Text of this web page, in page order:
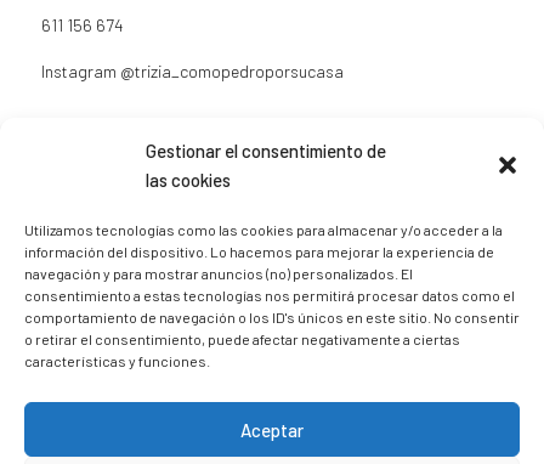
Gestionar el consentimiento de
las cookies
Utilizamos tecnologías como las cookies para almacenar y/o acceder a la
información del dispositivo. Lo hacemos para mejorar la experiencia de
navegación y para mostrar anuncios (no) personalizados. El
consentimiento a estas tecnologías nos permitirá procesar datos como el
comportamiento de navegación o los ID's únicos en este sitio. No consentir
o retirar el consentimiento, puede afectar negativamente a ciertas
características y funciones.
Aceptar
611 156 674
Instagram @trizia_comopedroporsucasa
Sígueme en Instagram
trizia_comopedroporsucasa
Freelance | Web | RRSS
Mi tienda de productos ECO
@lacatalina.shop
Alquila tu Autocaravana en
@caravana_go